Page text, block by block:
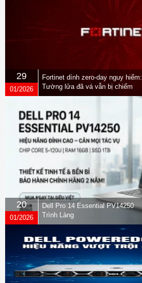
29
01/2026
Fortinet dính zero-day nguy hiểm:
Tường lửa đã vá vẫn bị chiếm
quyền
20
01/2026
Dell Pro 14 Essential PV14250
Trình Làng